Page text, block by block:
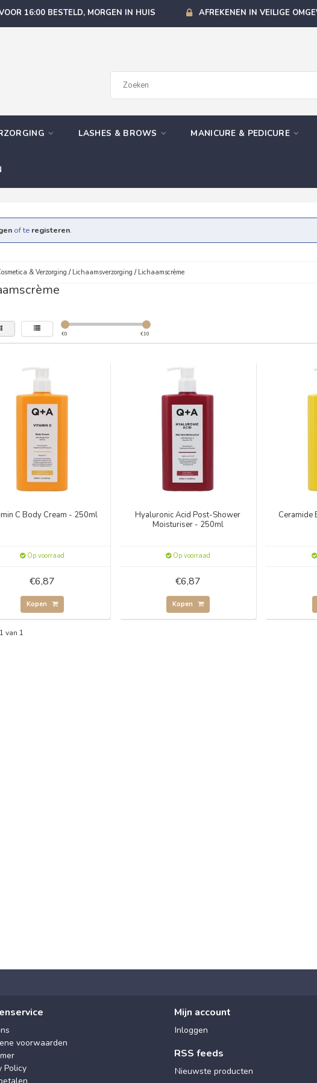
16:00 BESTELD, MORGEN IN HUIS AFREKENEN IN VEILIGE
LASHES & BROWS MANICURE & PEDICURE
of te registeren.
& Verzorging / Lichaamsverzorging / Lichaamscrème
€0 €10
C Body Cream - 250ml
Op voorraad
€6,87
Kopen
Hyaluronic Acid Post-Shower
Moisturiser - 250ml
Op voorraad
€6,87
Kopen
Ceramide
van 1
voorwaarden
Policy
Mijn account
Inloggen
RSS feeds
Nieuwste producten